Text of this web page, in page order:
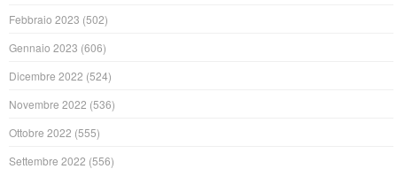
Febbraio 2023 (502)
Gennaio 2023 (606)
Dicembre 2022 (524)
Novembre 2022 (536)
Ottobre 2022 (555)
Settembre 2022 (556)